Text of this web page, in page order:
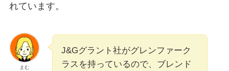
れています。
まむ
J&Gグラント社がグレンファーク
ラスを持っているので、ブレンド